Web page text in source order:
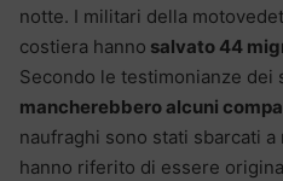
notte. I militari della
costiera hanno salvato 44
Secondo le testimonianze dei
mancherebbero alcuni
naufraghi sono stati sbarcati a
hanno riferito di essere